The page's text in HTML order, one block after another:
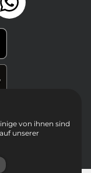
von ihnen sind
unserer